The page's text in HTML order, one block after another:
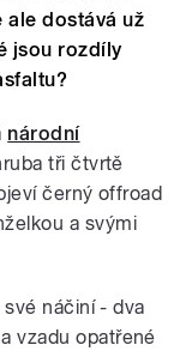
ale dostává už
jsou rozdíly
národní
tři čtvrtě
černý offroad
a svými
náčiní - dva
vzadu opatřené